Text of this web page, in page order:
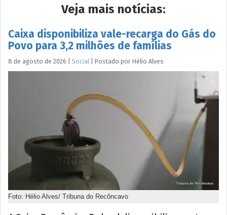
Veja mais notícias:
Caixa disponibiliza vale-recarga do Gás do
Povo para 3,2 milhões de famílias
8 de agosto de 2026 Social Postado por Hélio Alves
Foto: Hélio Alves/ Tribuna do Recôncavo